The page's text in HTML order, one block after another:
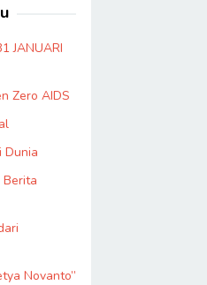
JANUARI
Zero AIDS
Dunia
Berita
Novanto”